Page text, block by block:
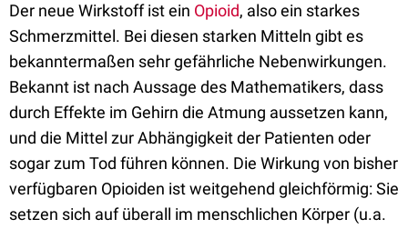
Der neue Wirkstoff ist ein Opioid, also ein starkes
Schmerzmittel. Bei diesen starken Mitteln gibt es
bekanntermaßen sehr gefährliche Nebenwirkungen.
Bekannt ist nach Aussage des Mathematikers, dass
durch Effekte im Gehirn die Atmung aussetzen kann,
und die Mittel zur Abhängigkeit der Patienten oder
sogar zum Tod führen können. Die Wirkung von bisher
verfügbaren Opioiden ist weitgehend gleichförmig: Sie
setzen sich auf überall im menschlichen Körper (u.a.